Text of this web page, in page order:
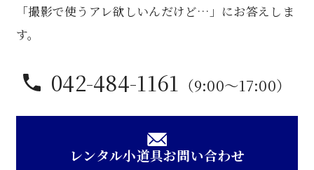
「撮影で使うアレ欲しいんだけど…」にお答えしま
す。
042-484-1161 （9:00〜17:00）
レンタル小道具お問い合わせ